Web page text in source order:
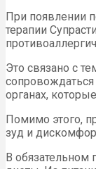
При появлении
терапии
Это связано с
органах,
Помимо этого,
зуд и
В обязательном